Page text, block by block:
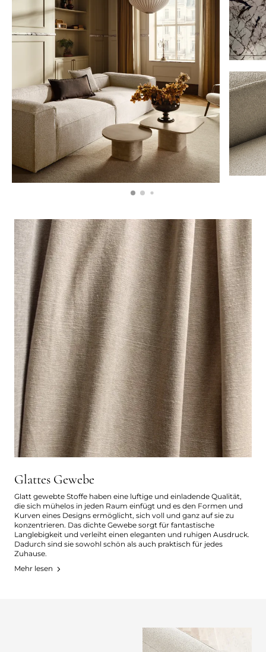
Glattes Gewebe
Glatt gewebte Stoffe haben eine luftige und einladende Qualität,
die sich mühelos in jeden Raum einfügt und es den Formen und
Kurven eines Designs ermöglicht, sich voll und ganz auf sie zu
konzentrieren. Das dichte Gewebe sorgt für fantastische
Langlebigkeit und verleiht einen eleganten und ruhigen Ausdruck.
Dadurch sind sie sowohl schön als auch praktisch für jedes
Zuhause.
Mehr lesen